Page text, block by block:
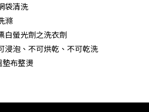
袋清洗
滌
白螢光劑之洗衣劑
泡、不可烘乾、不可乾洗
布整燙